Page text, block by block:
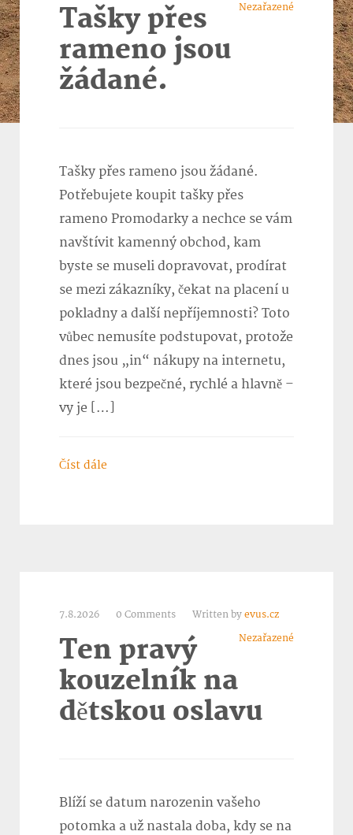
Nezařazené
Tašky přes
rameno jsou
žádané.
Tašky přes rameno jsou žádané.
Potřebujete koupit tašky přes
rameno Promodarky a nechce se vám
navštívit kamenný obchod, kam
byste se museli dopravovat, prodírat
se mezi zákazníky, čekat na placení u
pokladny a další nepříjemnosti? Toto
vůbec nemusíte podstupovat, protože
dnes jsou „in“ nákupy na internetu,
které jsou bezpečné, rychlé a hlavně –
vy je […]
Číst dále
7.8.2026 0 Comments Written by evus.cz
Nezařazené
Ten pravý
kouzelník na
dětskou oslavu
Blíží se datum narozenin vašeho
potomka a už nastala doba, kdy se na